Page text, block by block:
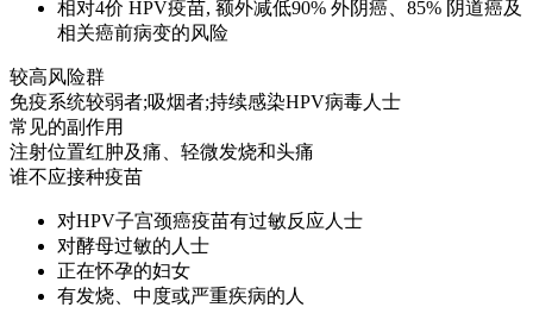
相对4价 HPV疫苗, 额外减低90% 外阴癌、85% 阴道癌及
相关癌前病变的风险
较高风险群
免疫系统较弱者;吸烟者;持续感染HPV病毒人士
常见的副作用
注射位置红肿及痛、轻微发烧和头痛
谁不应接种疫苗
对HPV子宫颈癌疫苗有过敏反应人士
对酵母过敏的人士
正在怀孕的妇女
有发烧、中度或严重疾病的人